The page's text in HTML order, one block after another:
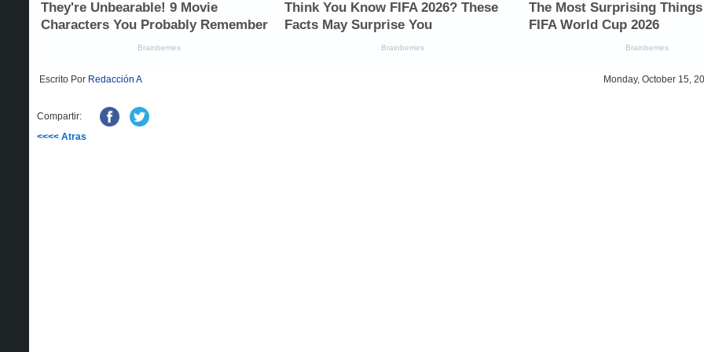
Escrito Por Redacción A Monday, October 15,
Compartir:
<<<< Atras